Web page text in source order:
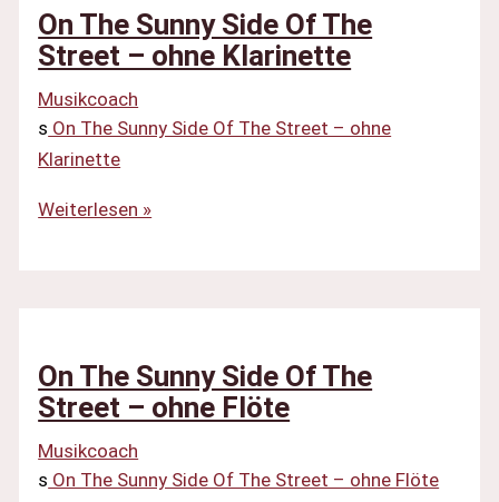
The
Street
–
ohne
Bassklarinette
On The Sunny Side Of The
Street – ohne Klarinette
Musikcoach
s On The Sunny Side Of The Street – ohne
Klarinette
On
The
Street
–
ohne
Klarinette
Weiterlesen »
On The Sunny Side Of The
Street – ohne Flöte
Musikcoach
s On The Sunny Side Of The Street – ohne Flöte